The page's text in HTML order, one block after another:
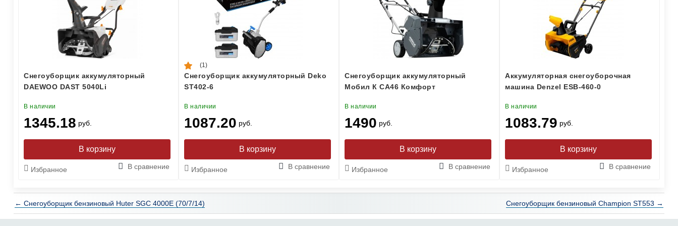
Снегоуборщик аккумуляторный
DAEWOO DAST 5040Li
В наличии
1345.18 руб.
Избранное В сравнение
Снегоуборщик аккумуляторный Deko
ST402-6
(1)
В наличии
1087.20 руб.
Избранное В сравнение
Снегоуборщик аккумуляторный
Мобил К CA46 Комфорт
В наличии
1490 руб.
Избранное В сравнение
Аккумуляторная снегоуборочная
машина Denzel ESB-460-0
В наличии
1083.79 руб.
Избранное В сравнение
← Снегоуборщик бензиновый Huter SGC 4000E (70/7/14) Снегоуборщик бензиновый Champion ST553 →